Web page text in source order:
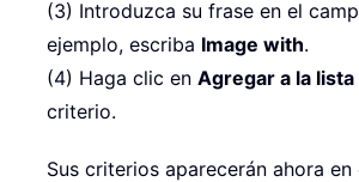
(3) Introduzca su frase en el
ejemplo, escriba Image with.
(4) Haga clic en Agregar a la lista
criterio.
Sus criterios aparecerán ahora en